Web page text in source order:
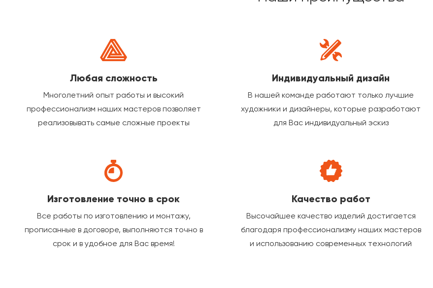
Любая сложность
Многолетний опыт работы и высокий
профессионализм наших мастеров позволяет
реализовывать самые сложные проекты
Индивидуальный дизайн
В нашей команде работают только лучшие
художники и дизайнеры, которые разработают
для Вас индивидуальный эскиз
Изготовление точно в срок
Все работы по изготовлению и монтажу,
прописанные в договоре, выполняются точно в
срок и в удобное для Вас время!
Качество работ
Высочайшее качество изделий достигается
благодаря профессионализму наших мастеров
и использованию современных технологий